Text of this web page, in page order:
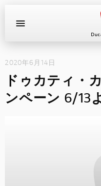
イベント
中古車
2020年6月14日
ドゥカティ・
ンペーン 6/13